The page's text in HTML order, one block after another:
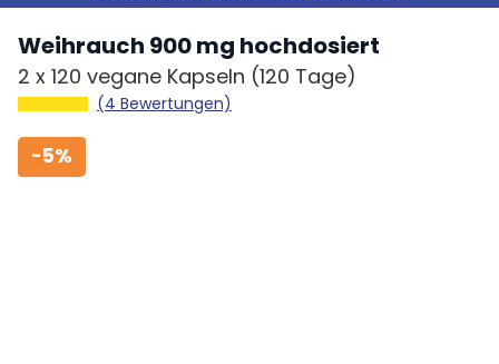
Weihrauch 900 mg hochdosiert
2 x 120 vegane Kapseln (120 Tage)
(4 Bewertungen)
-5%